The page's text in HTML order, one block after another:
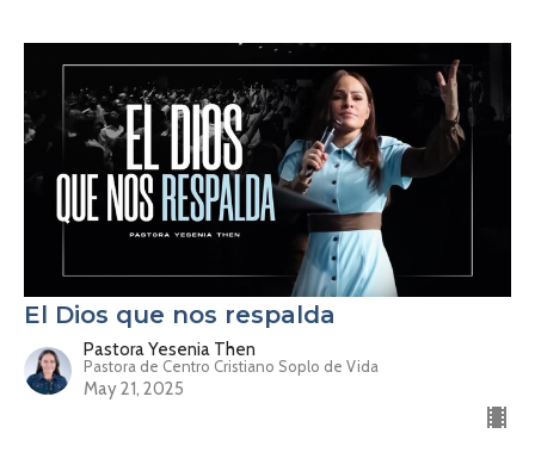
El Dios que nos respalda
Pastora Yesenia Then
Pastora de Centro Cristiano Soplo de Vida
May 21, 2025